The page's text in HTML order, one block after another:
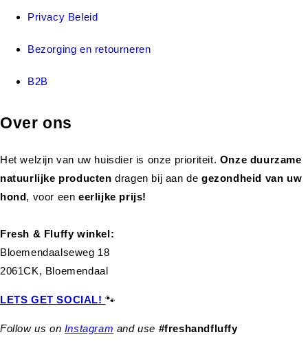
Privacy Beleid
Bezorging en retourneren
B2B
Over ons
Het welzijn van uw huisdier is onze prioriteit. Onze duurzame
natuurlijke productendragen bij aan de gezondheid van uw
hond, voor eeneerlijke prijs!
Fresh & Fluffy winkel:
Bloemendaalseweg 18
2061CK, Bloemendaal
LETS GET SOCIAL!🐾
Follow us on Instagram and use #freshandfluffy